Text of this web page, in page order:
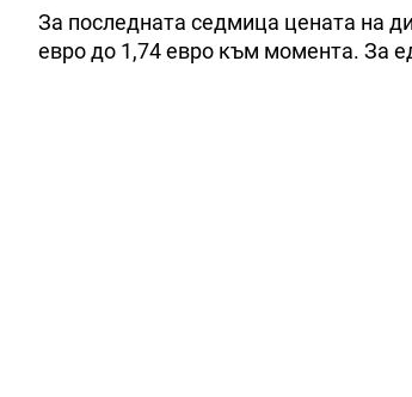
За последната седмица цената на
евро до 1,74 евро към момента. За